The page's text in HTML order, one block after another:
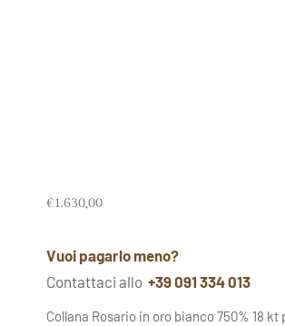
€1.630,00
Vuoi pagarlo meno?
Contattaci allo +39 091 334 013
Collana Rosario in oro bianco 750% 18